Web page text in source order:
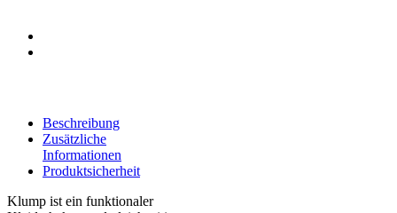
Beschreibung
Zusätzliche
Informationen
Produktsicherheit
Klump ist ein funktionaler